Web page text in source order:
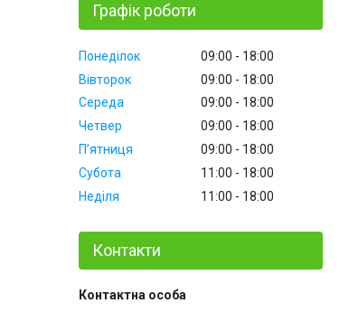
Графік роботи
Понеділок 09:00
18:00
Вівторок
09:00
18:00
Середа
09:00
18:00
Четвер
09:00
18:00
Пʼятниця
09:00
18:00
Субота
11:00
18:00
Неділя
11:00 18:00
Контакти